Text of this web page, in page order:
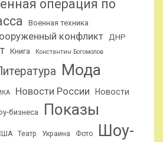
операция по
Военная техника
конфликт ДНР
Книга Константин Богомолов
Мода
Новости России Новости
бизнеса Показы
Театр Украина Фото
Шоу-